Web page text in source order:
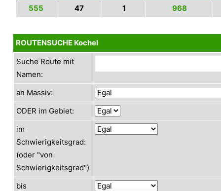
555
47 1 968
ROUTENSUCHE Kochel
Suche Route mit
Namen:
an Massiv:
ODER im Gebiet:
im
Schwierigkeitsgrad:
(oder "von
Schwierigkeitsgrad")
bis